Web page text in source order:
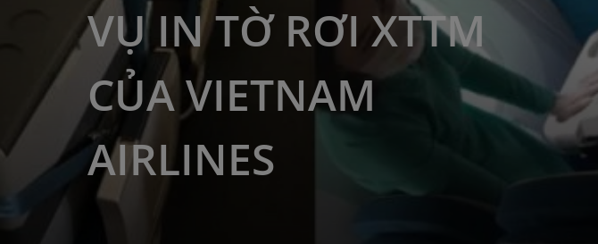
VỤ IN TỜ RƠI XTTM
CỦA VIETNAM
AIRLINES